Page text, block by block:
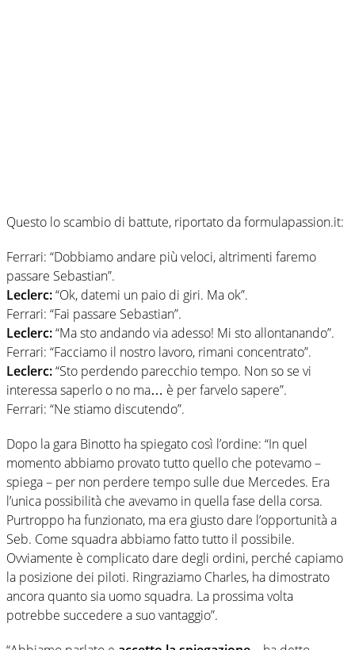
Questo lo scambio di battute, riportato da formulapassion.it:
Ferrari: “Dobbiamo andare più veloci, altrimenti faremo
passare Sebastian”.
Leclerc:“Ok, datemi un paio di giri. Ma ok”.
Ferrari: “Fai passare Sebastian”.
Leclerc:“Ma sto andando via adesso! Mi sto allontanando”.
Ferrari: “Facciamo il nostro lavoro, rimani concentrato”.
Leclerc:“Sto perdendo parecchio tempo. Non so se vi
interessa saperlo o no ma… è per farvelo sapere”.
Ferrari: “Ne stiamo discutendo”.
Dopo la gara Binotto ha spiegato così l’ordine: “In quel
momento abbiamo provato tutto quello che potevamo –
spiega – per non perdere tempo sulle due Mercedes. Era
l’unica possibilità che avevamo in quella fase della corsa.
Purtroppo ha funzionato, ma era giusto dare l’opportunità a
Seb. Come squadra abbiamo fatto tutto il possibile.
Ovviamente è complicato dare degli ordini, perché capiamo
la posizione dei piloti. Ringraziamo Charles, ha dimostrato
ancora quanto sia uomo squadra. La prossima volta
potrebbe succedere a suo vantaggio”.